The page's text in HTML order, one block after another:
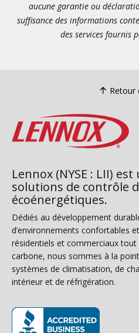
aucune garantie ou
suffisance des informations
des services fournis
Retour
Lennox (NYSE : LII)
solutions de contrôle
écoénergétiques.
Dédiés au développement
d’environnements confortables
résidentiels et commerciaux
carbone, nous sommes à la
systèmes de climatisation, de
intérieur et de réfrigération.